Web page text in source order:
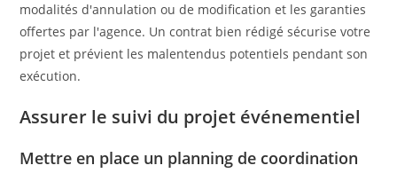
modalités d'annulation ou de modification et les garanties
offertes par l'agence. Un contrat bien rédigé sécurise votre
projet et prévient les malentendus potentiels pendant son
exécution.
Assurer le suivi du projet événementiel
Mettre en place un planning de coordination